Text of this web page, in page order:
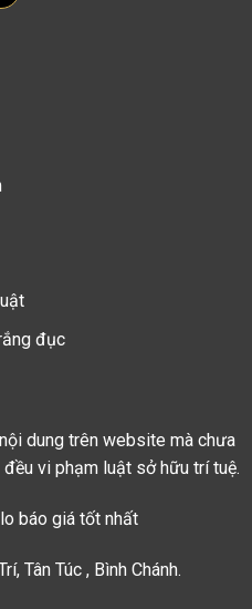
đục
dung trên website mà chưa
vi phạm luật sở hữu trí tuệ.
báo giá tốt nhất
Tân Túc , Bình Chánh.